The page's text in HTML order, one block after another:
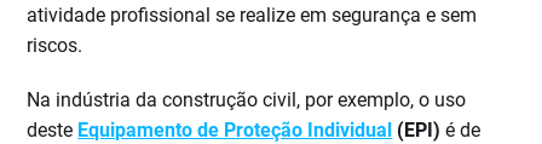
atividade profissional se realize em segurança e sem
riscos.
Na indústria da construção civil, por exemplo, o uso
deste Equipamento de Proteção Individual (EPI) é de